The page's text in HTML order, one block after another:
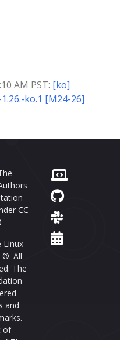
AM PST: [ko]
ko.1 [M24-26]
CC
Linux
®. All
The
and
of